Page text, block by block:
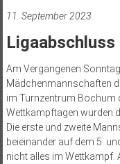
11. September 2023
Am Vergangenen
Mädchenmannschaften
im Turnzentrum Bochum
Wettkampftagen wurden
Die erste und zweite
beieinander auf dem 5.
nicht alles im Wettkampf.